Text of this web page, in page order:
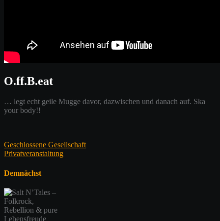
O.ff.B.eat
… legt echt geile Mugge davor, dazwischen und danach auf. Ska
your body!!
Beitragsnavigation
Geschlossene Gesellschaft
Privatveranstaltung
Demnächst